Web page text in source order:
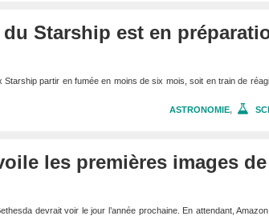
Starship est en
partir en fumée en moins de six mois, soit en train de
ASTRONOMIE,
les premières images
devrait voir le jour l’année prochaine. En attendant,